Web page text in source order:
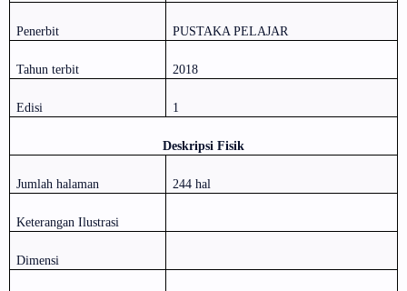
Penerbit PUSTAKA PELAJAR
Tahun terbit 2018
Edisi 1
Deskripsi Fisik
Jumlah halaman 244 hal
Keterangan Ilustrasi
Dimensi